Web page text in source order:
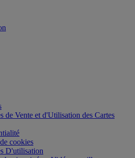
de Vente et d'Utilisation des Cartes
cookies
D'utilisation